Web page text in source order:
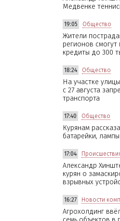
Медвенке
19:05 Общество
Жители
регионов смогут
кредиты до 300
18:24 Общество
На участке
с 27 августа
транспорта
17:40 Общество
Курянам
батарейки,
17:04
Александр
курян о
взрывных
16:27 Новости
Агрохолдинг